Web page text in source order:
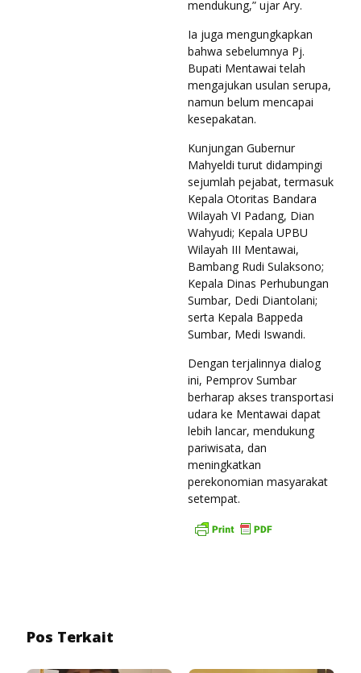
mendukung,” ujar Ary.
Ia juga mengungkapkan
bahwa sebelumnya Pj.
Bupati Mentawai telah
mengajukan usulan serupa,
namun belum mencapai
kesepakatan.
Kunjungan Gubernur
Mahyeldi turut didampingi
sejumlah pejabat, termasuk
Kepala Otoritas Bandara
Wilayah VI Padang, Dian
Wahyudi; Kepala UPBU
Wilayah III Mentawai,
Bambang Rudi Sulaksono;
Kepala Dinas Perhubungan
Sumbar, Dedi Diantolani;
serta Kepala Bappeda
Sumbar, Medi Iswandi.
Dengan terjalinnya dialog
ini, Pemprov Sumbar
berharap akses transportasi
udara ke Mentawai dapat
lebih lancar, mendukung
pariwisata, dan
meningkatkan
perekonomian masyarakat
setempat.
Pos Terkait